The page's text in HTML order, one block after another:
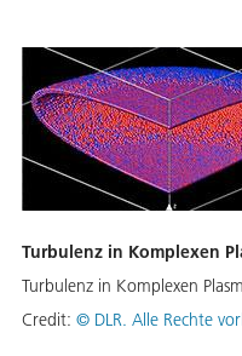
Turbulenz in Komplexen
Turbulenz in Komplexen
Credit: © DLR. Alle Rechte